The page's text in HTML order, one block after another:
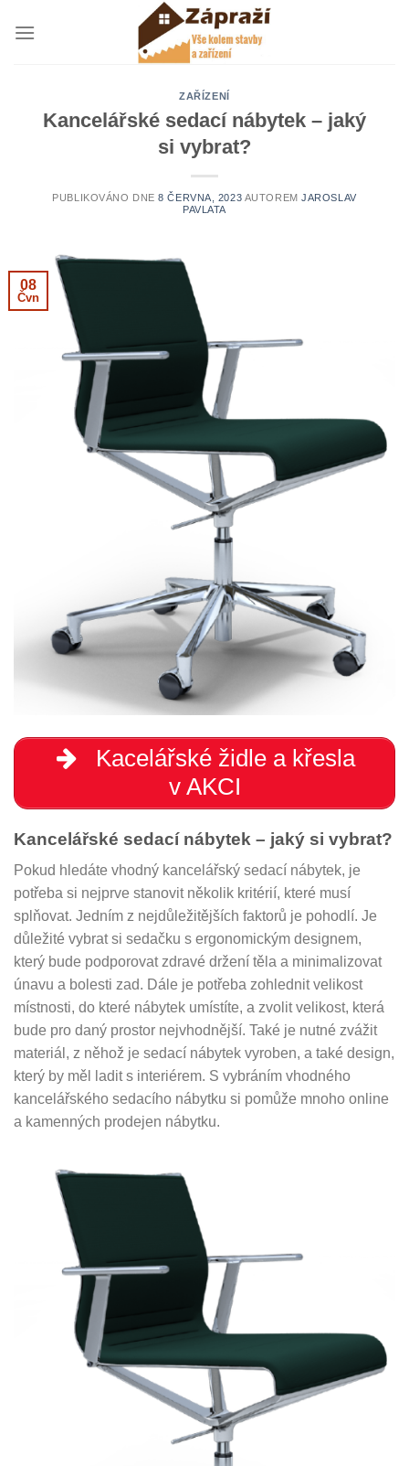
ZAŘÍZENÍ
Kancelářské sedací nábytek – jaký
si vybrat?
PUBLIKOVÁNO DNE8 ČERVNA, 2023 AUTOREMJAROSLAV
PAVLATA
08
Čvn
Kacelářské židle a křesla
v AKCI
Kancelářské sedací nábytek – jaký si vybrat?
Pokud hledáte vhodný kancelářský sedací nábytek, je
potřeba si nejprve stanovit několik kritérií, které musí
splňovat. Jedním z nejdůležitějších faktorů je pohodlí. Je
důležité vybrat si sedačku s ergonomickým designem,
který bude podporovat zdravé držení těla a minimalizovat
únavu a bolesti zad. Dále je potřeba zohlednit velikost
místnosti, do které nábytek umístíte, a zvolit velikost, která
bude pro daný prostor nejvhodnější. Také je nutné zvážit
materiál, z něhož je sedací nábytek vyroben, a také design,
který by měl ladit s interiérem. S vybráním vhodného
kancelářského sedacího nábytku si pomůže mnoho online
a kamenných prodejen nábytku.